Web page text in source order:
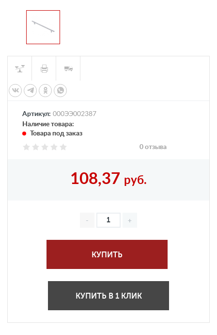
Артикул: 000ЭЭ002387
Наличие товара:
Товара под заказ
0 отзыва
108,37 руб.
КУПИТЬ
КУПИТЬ В 1 КЛИК